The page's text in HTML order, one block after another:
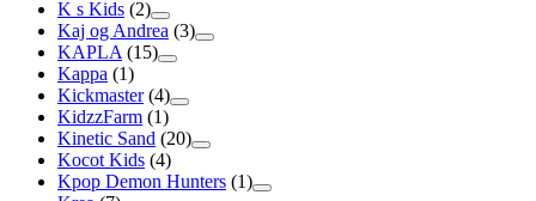
K s Kids (2)
Kaj og Andrea (3)
KAPLA (15)
Kappa (1)
Kickmaster (4)
KidzzFarm (1)
Kinetic Sand (20)
Kocot Kids (4)
Kpop Demon Hunters (1)